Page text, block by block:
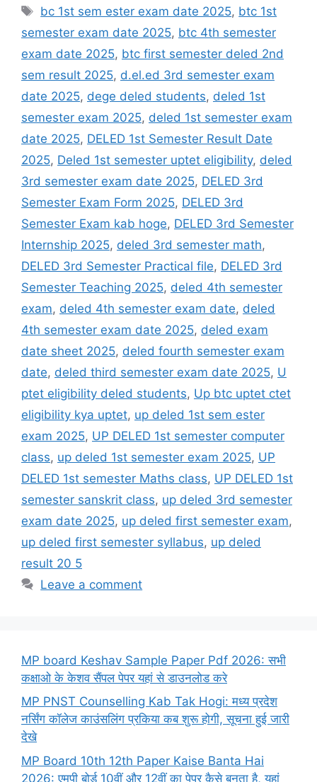
Tags
bc 1st sem ester exam date 2025, btc 1st
semester exam date 2025, btc 4th semester
exam date 2025, btc first semester deled 2nd
sem result 2025, d.el.ed 3rd semester exam
date 2025, dege deled students, deled 1st
semester exam 2025, deled 1st semester exam
date 2025, DELED 1st Semester Result Date
2025, Deled 1st semester uptet eligibility, deled
3rd semester exam date 2025, DELED 3rd
Semester Exam Form 2025, DELED 3rd
Semester Exam kab hoge, DELED 3rd Semester
Internship 2025, deled 3rd semester math,
DELED 3rd Semester Practical file, DELED 3rd
Semester Teaching 2025, deled 4th semester
exam, deled 4th semester exam date, deled
4th semester exam date 2025, deled exam
date sheet 2025, deled fourth semester exam
date, deled third semester exam date 2025, U
ptet eligibility deled students, Up btc uptet ctet
eligibility kya uptet, up deled 1st sem ester
exam 2025, UP DELED 1st semester computer
class, up deled 1st semester exam 2025, UP
DELED 1st semester Maths class, UP DELED 1st
semester sanskrit class, up deled 3rd semester
exam date 2025, up deled first semester exam,
up deled first semester syllabus, up deled
result 20 5
Leave a comment
MP board Keshav Sample Paper Pdf 2026: सभी
कक्षाओ के केशव सैंपल पेपर यहां से डाउनलोड करे
MP PNST Counselling Kab Tak Hogi: मध्य प्रदेश
नर्सिंग कॉलेज काउंसलिंग प्रकिया कब शुरू होगी, सूचना हुई जारी
देखे
MP Board 10th 12th Paper Kaise Banta Hai
2026: एमपी बोर्ड 10वीं और 12वीं का पेपर कैसे बनता है, यहां